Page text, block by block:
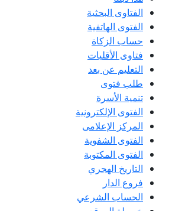
الفتاوى البحثية
الفتوى الهاتفية
حساب الزكاة
فتاوى الأقليات
التعليم عن بعد
طلب فتوى
تنمية الأسرة
الفتوى الإلكترونية
المركز الإعلامى
الفتوى الشفوية
الفتوى المكتوبة
التاريخ الهجري
فروع الدار
الحساب الشرعي